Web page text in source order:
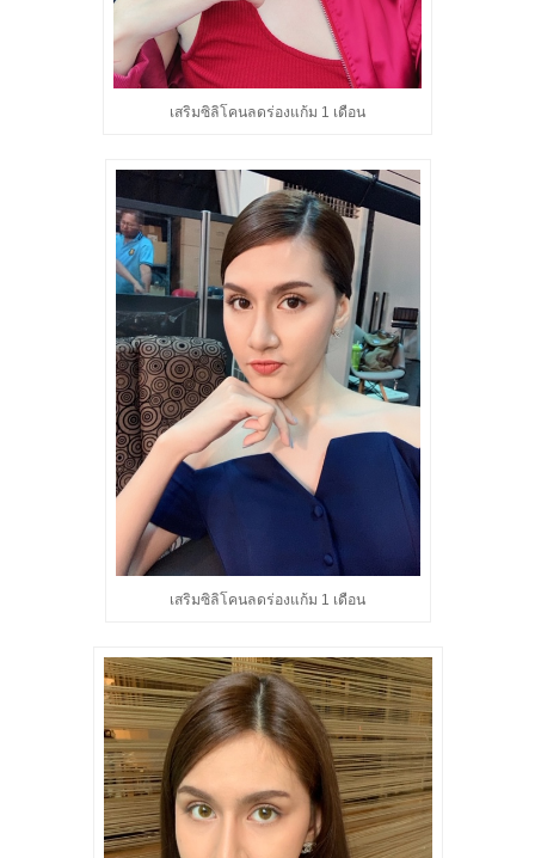
เสริมซิลิโคนลดร่องแก้ม 1 เดือน
เสริมซิลิโคนลดร่องแก้ม 1 เดือน